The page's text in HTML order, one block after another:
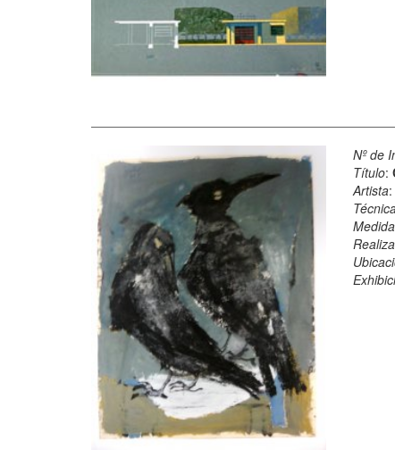
Nº de
Título:
Artista: